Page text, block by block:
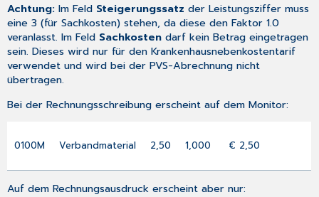
Achtung:Im Feld Steigerungssatz der Leistungsziffer muss
eine 3 (für Sachkosten) stehen, da diese den Faktor 1.0
veranlasst. Im Feld Sachkosten darf kein Betrag eingetragen
sein. Dieses wird nur für den Krankenhausnebenkostentarif
verwendet und wird bei derPVS-Abrechnung nicht
übertragen.
Bei der Rechnungsschreibung erscheint auf dem Monitor:
0100M Verbandmaterial 2,50 1,000 € 2,50
Auf dem Rechnungsausdruck erscheint aber nur: